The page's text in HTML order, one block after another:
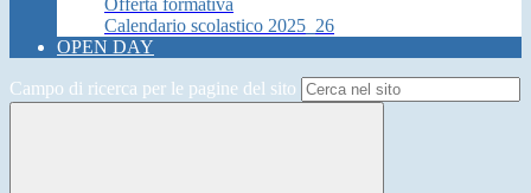
Offerta formativa
Calendario scolastico 2025_26
OPEN DAY
Campo di ricerca per le pagine del sito